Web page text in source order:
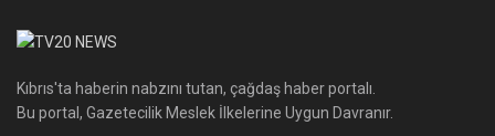
Kıbrıs'ta haberin nabzını tutan, çağdaş haber portalı.
Bu portal, Gazetecilik Meslek İlkelerine Uygun Davranır.